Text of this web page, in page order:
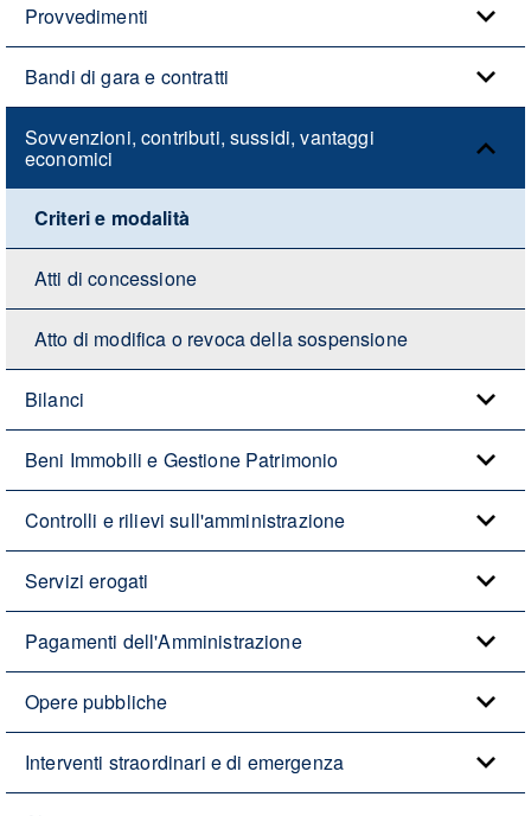
Provvedimenti
Bandi di gara e contratti
Sovvenzioni, contributi, sussidi, vantaggi
economici
Criteri e modalità
Atti di concessione
Atto di modifica o revoca della sospensione
Bilanci
Beni Immobili e Gestione Patrimonio
Controlli e rilievi sull'amministrazione
Servizi erogati
Pagamenti dell'Amministrazione
Opere pubbliche
Interventi straordinari e di emergenza